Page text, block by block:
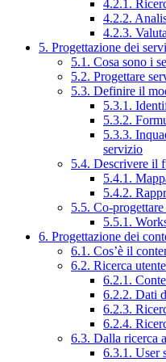
4.2.1.
4.2.2.
4.2.3.
5. Progettazione dei
5.1. Cosa sono i
5.2. Progettare
5.3. Definire il
5.3.1.
5.3.2.
5.3.3.
servizio
5.4. Descrivere il
5.4.1.
5.4.2.
5.5. Co-
5.5.1.
6. Progettazione dei
6.1. Cos’è il
6.2. Ricerca
6.2.1.
6.2.2. Dati
6.2.3.
6.2.4.
6.3. Dalla ricerca
6.3.1. User